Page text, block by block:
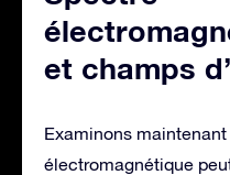
et champs
Examinons
électromagnétique